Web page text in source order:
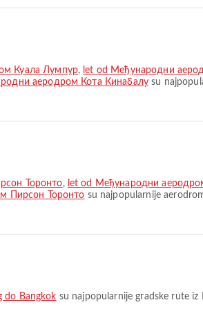
Куала Лумпур, let od Међународни
аеродром Кота Кинабалу su
Торонто, let od Међународни
Пирсон Торонто su najpopularnije
do Bangkok su najpopularnije gradske rute